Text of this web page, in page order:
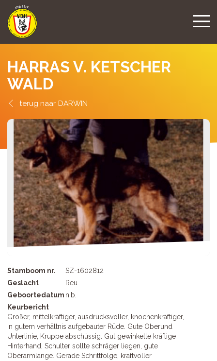
HARRAS V. KETSCHER
WALD
DARWIN
Stamboom nr.
SZ-1602812
Geslacht
Reu
Geboortedatum n.b.
Keurbericht
Großer, mittelkräftiger, ausdrucksvoller, knochenkräftiger,
in gutem verhältnis aufgebauter Rüde. Gute Oberund
Unterlinie, Kruppe abschüssig. Gut gewinkelte kräftige
Hinterhand, Schulter sollte schräger liegen, gute
Oberarmlänge. Gerade Schrittfolge, kraftvoller